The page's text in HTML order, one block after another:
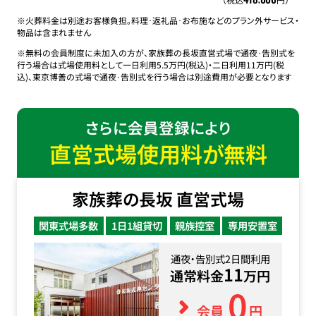
※火葬料金は別途お客様負担。料理･返礼品･お布施などのプラン外サービス・
物品は含まれません
※無料の会員制度に未加入の方が、家族葬の長坂直営式場で通夜･告別式を
行う場合は式場使用料として一日利用5.5万円(税込)・二日利用11万円(税
込)、東京博善の式場で通夜･告別式を行う場合は別途費用が必要となります
さらに会員登録により
直営式場使用料が無料
家族葬の長坂 直営式場
関東式場多数 1日1組貸切 親族控室 専用安置室
通夜・告別式2日間利用
通常料金11万円
会員 0円